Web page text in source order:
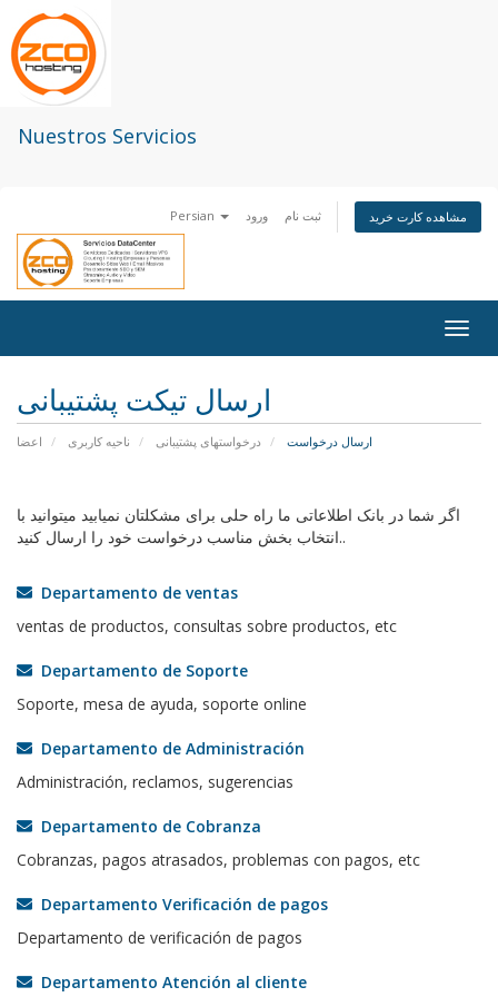
Nuestros Servicios
Persian ورود ثبت نام مشاهده کارت خرید
ارسال تیکت پشتیبانی
اعضا ناحیه کاربری درخواستهای پشتیبانی ارسال درخواست
اگر شما در بانک اطلاعاتی ما راه حلی برای مشکلتان نمیابید میتوانید با
انتخاب بخش مناسب درخواست خود را ارسال کنید..
Departamento de ventas
ventas de productos, consultas sobre productos, etc
Departamento de Soporte
Soporte, mesa de ayuda, soporte online
Departamento de Administración
Administración, reclamos, sugerencias
Departamento de Cobranza
Cobranzas, pagos atrasados, problemas con pagos, etc
Departamento Verificación de pagos
Departamento de verificación de pagos
Departamento Atención al cliente